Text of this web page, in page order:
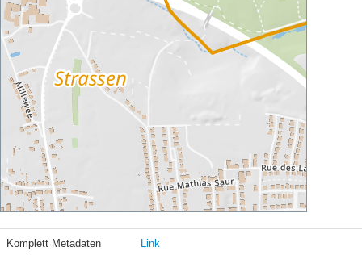
Komplett Metadaten Link